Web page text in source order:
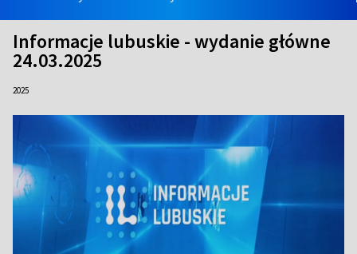
Informacje lubuskie - wydanie główne
24.03.2025
2025